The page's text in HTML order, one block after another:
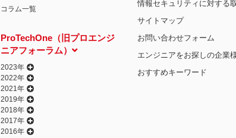
コラム一覧
ProTechOne（旧プロエンジ
ニアフォーラム）
2023年
2022年
2021年
2019年
2018年
2017年
2016年
情報セキュリティに対する
サイトマップ
お問い合わせフォーム
エンジニアをお探しの企業
おすすめキーワード